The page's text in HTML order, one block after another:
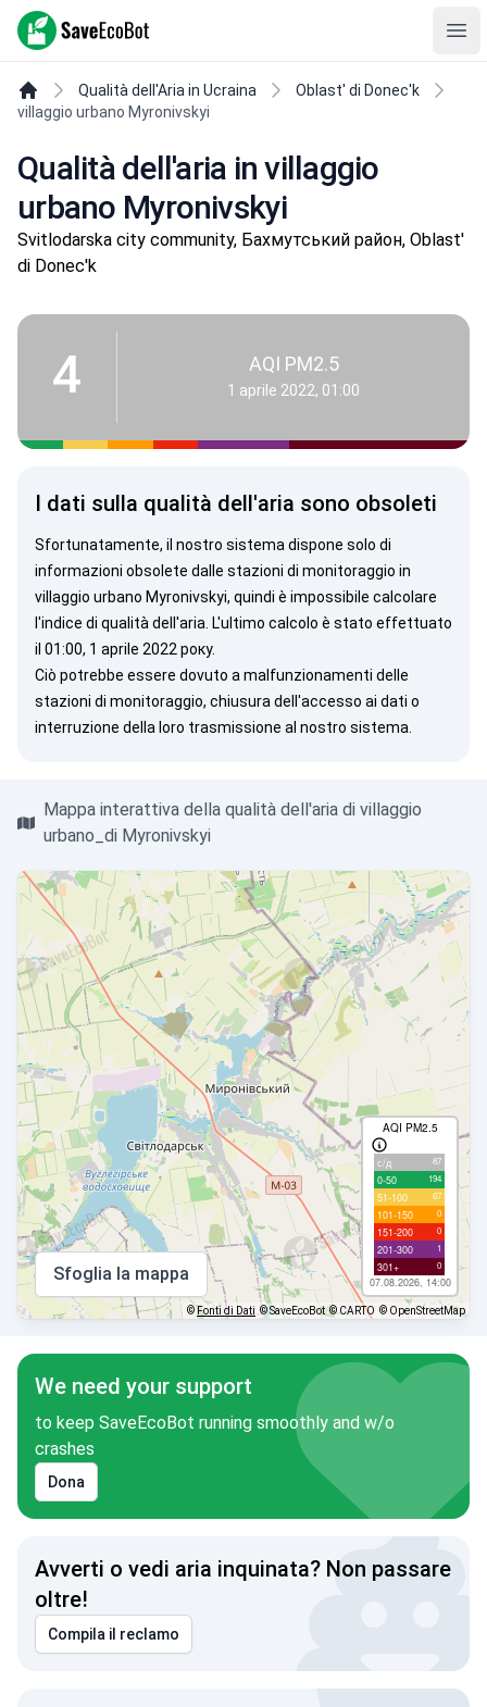
SaveEcoBot
Qualità dell'Aria in Ucraina
Oblast' di Donec'k
villaggio urbano Myronivskyi
Qualità dell'aria in villaggio
urbano Myronivskyi
Svitlodarska city community, Бахмутський район, Oblast'
di Donec'k
4 AQI PM2.5
1 aprile 2022, 01:00
I dati sulla qualità dell'aria sono obsoleti
Sfortunatamente, il nostro sistema dispone solo di
informazioni obsolete dalle stazioni di monitoraggio in
villaggio urbano Myronivskyi, quindi è impossibile calcolare
l'indice di qualità dell'aria. L'ultimo calcolo è stato effettuato
il 01:00, 1 aprile 2022 року.
Ciò potrebbe essere dovuto a malfunzionamenti delle
stazioni di monitoraggio, chiusura dell'accesso ai dati o
interruzione della loro trasmissione al nostro sistema.
Mappa interattiva della qualità dell'aria di villaggio
urbano_di Myronivskyi
AQI PM2.5
с/д 87
0-50 194
51-100 67
101-150 0
151-200 0
201-300 1
301+ 0
07.08.2026, 14:00
Sfoglia la mappa
©Fonti di Dati © SaveEcoBot © CARTO © OpenStreetMap
We need your support
to keep SaveEcoBot running smoothly and w/o
crashes
Dona
Avverti o vedi aria inquinata? Non passare
oltre!
Compila il reclamo